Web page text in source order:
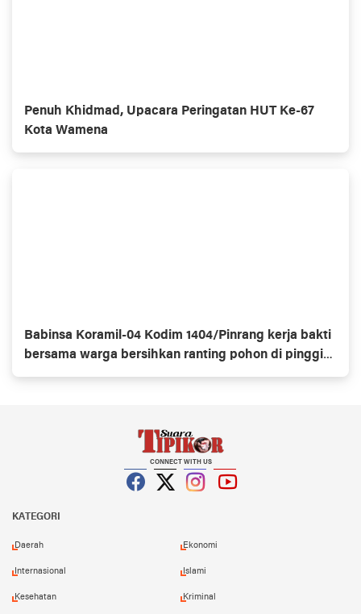
Penuh Khidmad, Upacara Peringatan HUT Ke-67
Kota Wamena
Babinsa Koramil-04 Kodim 1404/Pinrang kerja bakti
bersama warga bersihkan ranting pohon di pinggir
jalan
CONNECT WITH US
KATEGORI
Daerah Ekonomi
Internasional Islami
Kesehatan Kriminal